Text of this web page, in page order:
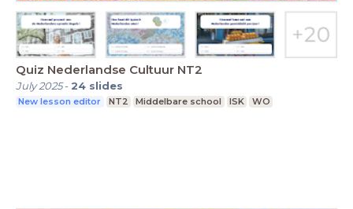
Quiz Nederlandse Cultuur NT2
July 2025- 24 slides
New lesson editor NT2 Middelbare school ISK WO